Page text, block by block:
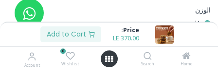
Price:
370.00
LE
Home
Search
0
Wishlist
Account
الوزن
1ك
-
175.00